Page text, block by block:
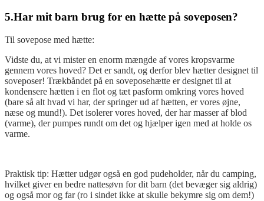
5.Har mit barn brug for en hætte på soveposen?
Til sovepose med hætte:
Vidste du, at vi mister en enorm mængde af vores kropsvarme
gennem vores hoved? Det er sandt, og derfor blev hætter designet til
soveposer! Trækbåndet på en soveposehætte er designet til at
kondensere hætten i en flot og tæt pasform omkring vores hoved
(bare så alt hvad vi har, der springer ud af hætten, er vores øjne,
næse og mund!). Det isolerer vores hoved, der har masser af blod
(varme), der pumpes rundt om det og hjælper igen med at holde os
varme.
Praktisk tip: Hætter udgør også en god pudeholder, når du camping,
hvilket giver en bedre nattesøvn for dit barn (det bevæger sig aldrig)
og også mor og far (ro i sindet ikke at skulle bekymre sig om dem!)